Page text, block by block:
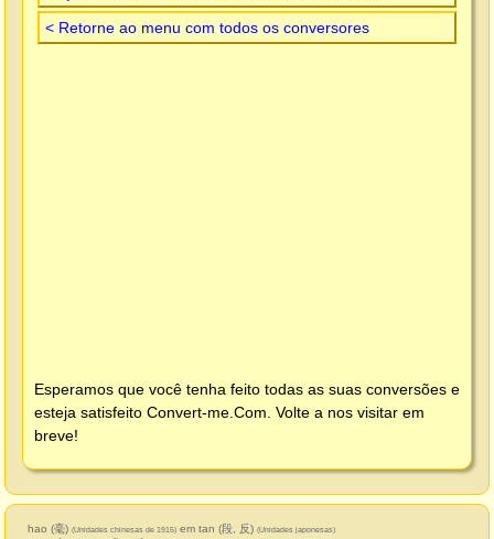
< Retorne ao menu com todos os conversores
Esperamos que você tenha feito todas as suas conversões e
esteja satisfeito Convert-me.Com . Volte a nos visitar em
breve!
hao (毫) (Unidades chinesas de 1915) em tan (段, 反) (Unidades japonesas)